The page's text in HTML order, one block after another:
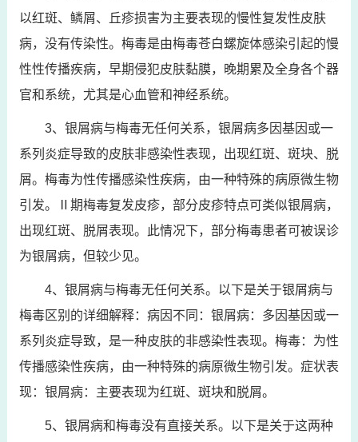
以红斑、鳞屑、丘疹损害为主要表现的慢性复发性皮肤
病，没有传染性。梅毒是由梅毒苍白螺旋体感染引起的慢
性性传播疾病，早期侵犯皮肤黏膜，晚期累及全身各个器
官和系统，尤其是心血管和神经系统。
3、银屑病与梅毒无任何关系，银屑病多因基因或一
系列炎症导致的皮肤非感染性表现，出现红斑、斑块、脱
屑。梅毒为性传播感染性疾病，由一种特殊的病原微生物
引发。Ⅱ期梅毒复发皮疹，部分皮疹特点可类似银屑病，
出现红斑、脱屑表现。此情况下，部分梅毒患者可被误诊
为银屑病，但较少见。
4、银屑病与梅毒无任何关系。以下是关于银屑病与
梅毒区别的详细解释：病因不同：银屑病：多因基因或一
系列炎症导致，是一种皮肤的非感染性表现。梅毒：为性
传播感染性疾病，由一种特殊的病原微生物引发。症状表
现：银屑病：主要表现为红斑、斑块和脱屑。
5、银屑病和梅毒没有直接关系。以下是关于这两种